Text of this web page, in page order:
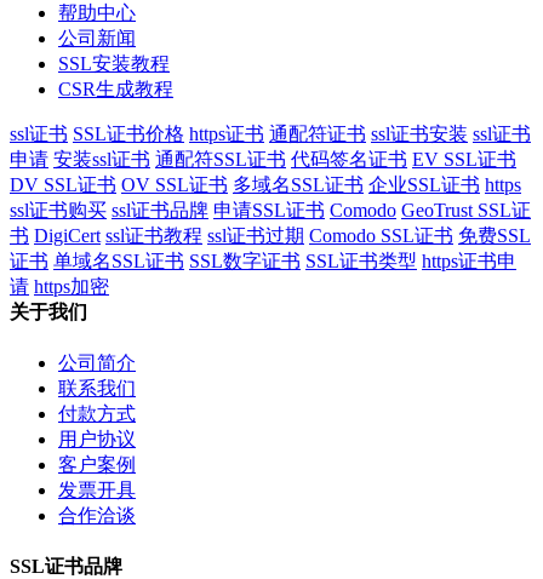
帮助中心
公司新闻
SSL安装教程
CSR生成教程
ssl证书 SSL证书价格 https证书 通配符证书 ssl证书安装 ssl证书
申请 安装ssl证书 通配符SSL证书 代码签名证书 EV SSL证书
DV SSL证书 OV SSL证书 多域名SSL证书 企业SSL证书 https
ssl证书购买 ssl证书品牌 申请SSL证书 Comodo GeoTrust SSL证
书 DigiCert ssl证书教程 ssl证书过期 Comodo SSL证书 免费SSL
证书 单域名SSL证书 SSL数字证书 SSL证书类型 https证书申
请 https加密
关于我们
公司简介
联系我们
付款方式
用户协议
客户案例
发票开具
合作洽谈
SSL证书品牌